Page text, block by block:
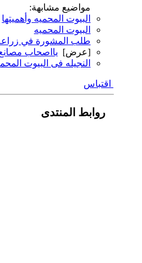
مواضيع مشابهة:
البيوت المحميه وأهميتها
البيوت المحميه
طلب المشورة في زراعه
[عرض] يااصحاب
النجيله فى البيوت
اقتباس
روابط المنتدى